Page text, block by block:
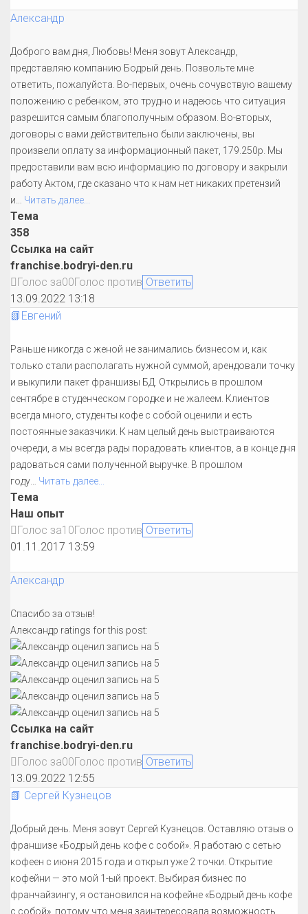
Александр
Доброго вам дня, Любовь! Меня зовут Александр,
представляю компанию Бодрый день. Позвольте мне
ответить, пожалуйста. Во-первых, очень сочувствую вашему
положению с ребенком, это трудно и надеюсь что ситуация
разрешится самым благополучным образом. Во-вторых,
договоры с вами действительно были заключены, вы
произвели оплату за информационный пакет, 179.250р. Мы
предоставили вам всю информацию по договору и закрыли
работу Актом, где сказано что к нам нет никаких претензий
и
Читать далее...
Тема
358
Ссылка на сайт
franchise.bodryi-den.ru
Голос за00Голос против Ответить
13.09.2022 13:18
📗Евгений
Раньше никогда с женой не занимались бизнесом и, как
только стали располагать нужной суммой, арендовали точку
и выкупили пакет франшизы БД. Открылись в прошлом
сентябре в студенческом городке и не жалеем. Клиентов
всегда много, студенты кофе с собой оценили и есть
постоянные заказчики. К нам целый день выстраиваются
очереди, а мы всегда рады порадовать клиентов, а в конце дня
радоваться сами полученной выручке. В прошлом
году
Читать далее...
Тема
Наш опыт
Голос за1 0Голос против Ответить
01.11.2017 13:59
Александр
Спасибо за отзыв!
Александр ratings for this post:
Ссылка на сайт
franchise.bodryi-den.ru
Голос за00Голос против Ответить
13.09.2022 12:55
📗 Сергей Кузнецов
Добрый день. Меня зовут Сергей Кузнецов. Оставляю отзыв о
франшизе «Бодрый день кофе с собой». Я работаю с сетью
кофеен с июня 2015 года и открыл уже 2 точки. Открытие
кофейни — это мой 1-ый проект. Выбирая бизнес по
франчайзингу, я остановился на кофейне «Бодрый день кофе
с собой», потому что меня заинтересовала возможность